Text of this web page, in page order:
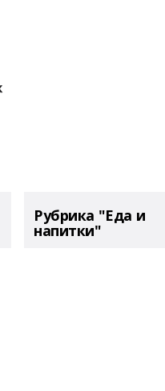
Рубрика "Еда и
напитки"